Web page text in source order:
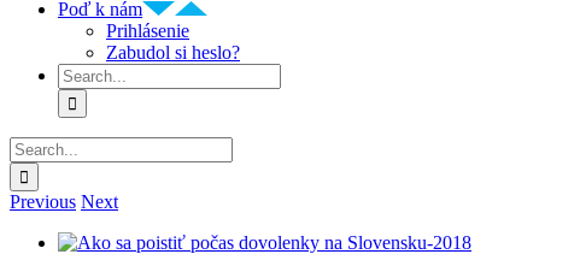
Poď k nám
Prihlásenie
Zabudol si heslo?
Search
for:
Search
for:
Previous Next
View